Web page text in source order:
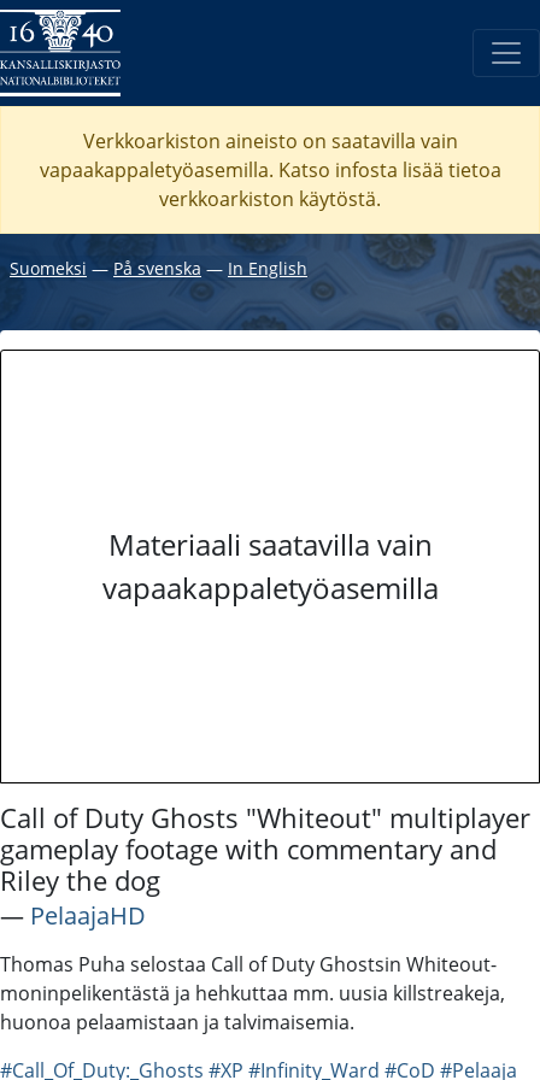
Verkkoarkiston aineisto on saatavilla vain
vapaakappaletyöasemilla. Katso infosta lisää tietoa
verkkoarkiston käytöstä.
Suomeksi ― På svenska ― In English
Materiaali saatavilla vain
vapaakappaletyöasemilla
Call of Duty Ghosts "Whiteout" multiplayer
gameplay footage with commentary and
Riley the dog
― PelaajaHD
Thomas Puha selostaa Call of Duty Ghostsin Whiteout-
moninpelikentästä ja hehkuttaa mm. uusia killstreakeja,
huonoa pelaamistaan ja talvimaisemia.
#Call_Of_Duty:_Ghosts #XP #Infinity_Ward #CoD #Pelaaja